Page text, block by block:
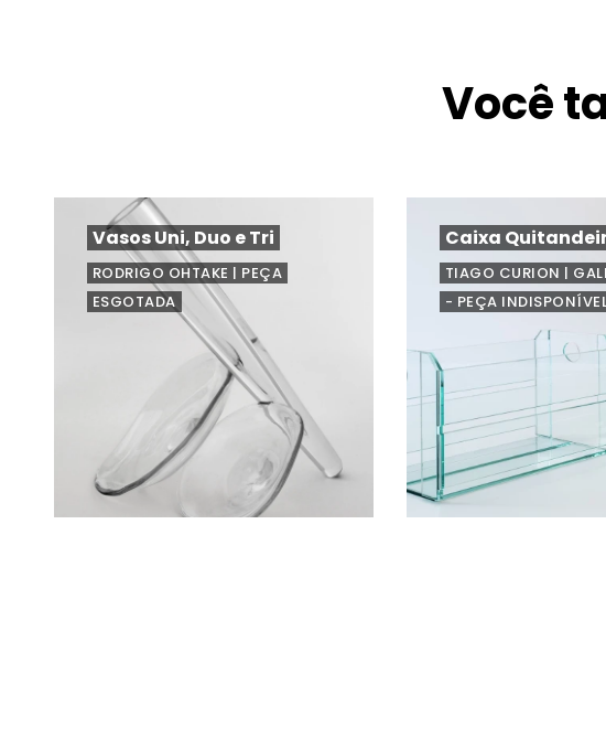
Você
Vasos Uni, Duo e Tri
RODRIGO OHTAKE | PEÇA
ESGOTADA
Caixa
TIAGO CURION |
- PEÇA